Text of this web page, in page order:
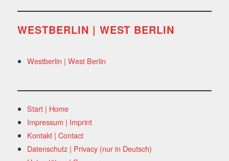
WESTBERLIN | WEST BERLIN
Westberlin | West Berlin
Start | Home
Impressum | Imprint
Kontakt | Contact
Datenschutz | Privacy (nur in Deutsch)